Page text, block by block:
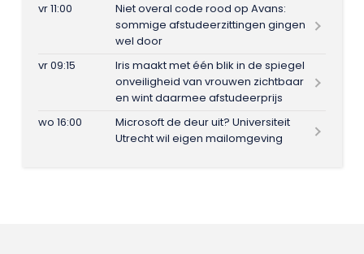
vr 11:00
Niet overal code rood op Avans:
sommige afstudeerzittingen gingen
wel door
vr 09:15
Iris maakt met één blik in de spiegel
onveiligheid van vrouwen zichtbaar
en wint daarmee afstudeerprijs
wo 16:00
Microsoft de deur uit? Universiteit
Utrecht wil eigen mailomgeving